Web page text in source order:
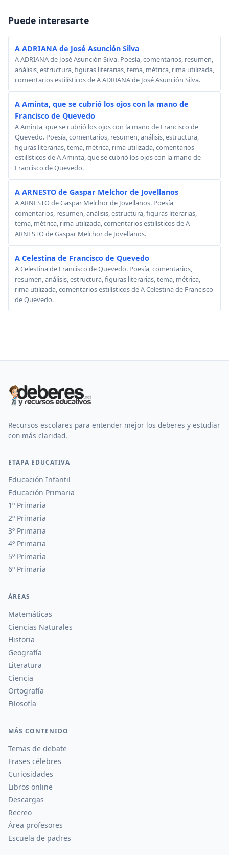
Puede interesarte
A ADRIANA de José Asunción Silva
A ADRIANA de José Asunción Silva. Poesía, comentarios, resumen,
análisis, estructura, figuras literarias, tema, métrica, rima utilizada,
comentarios estilísticos de A ADRIANA de José Asunción Silva.
A Aminta, que se cubrió los ojos con la mano de
Francisco de Quevedo
A Aminta, que se cubrió los ojos con la mano de Francisco de
Quevedo. Poesía, comentarios, resumen, análisis, estructura,
figuras literarias, tema, métrica, rima utilizada, comentarios
estilísticos de A Aminta, que se cubrió los ojos con la mano de
Francisco de Quevedo.
A ARNESTO de Gaspar Melchor de Jovellanos
A ARNESTO de Gaspar Melchor de Jovellanos. Poesía,
comentarios, resumen, análisis, estructura, figuras literarias,
tema, métrica, rima utilizada, comentarios estilísticos de A
ARNESTO de Gaspar Melchor de Jovellanos.
A Celestina de Francisco de Quevedo
A Celestina de Francisco de Quevedo. Poesía, comentarios,
resumen, análisis, estructura, figuras literarias, tema, métrica,
rima utilizada, comentarios estilísticos de A Celestina de Francisco
de Quevedo.
Recursos escolares para entender mejor los deberes y estudiar
con más claridad.
ETAPA EDUCATIVA
Educación Infantil
Educación Primaria
1º Primaria
2º Primaria
3º Primaria
4º Primaria
5º Primaria
6º Primaria
ÁREAS
Matemáticas
Ciencias Naturales
Historia
Geografía
Literatura
Ciencia
Ortografía
Filosofía
MÁS CONTENIDO
Temas de debate
Frases célebres
Curiosidades
Libros online
Descargas
Recreo
Área profesores
Escuela de padres